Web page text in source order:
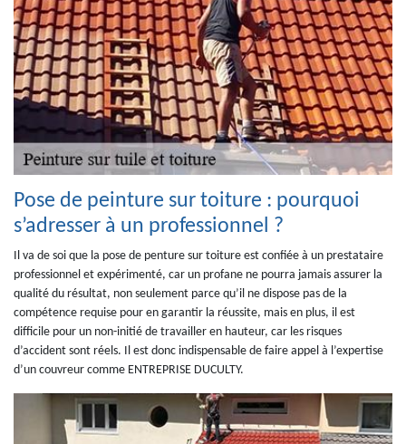
Pose de peinture sur toiture : pourquoi
s’adresser à un professionnel ?
Il va de soi que la pose de penture sur toiture est confiée à un prestataire
professionnel et expérimenté, car un profane ne pourra jamais assurer la
qualité du résultat, non seulement parce qu’il ne dispose pas de la
compétence requise pour en garantir la réussite, mais en plus, il est
difficile pour un non-initié de travailler en hauteur, car les risques
d’accident sont réels. Il est donc indispensable de faire appel à l’expertise
d’un couvreur comme ENTREPRISE DUCULTY.